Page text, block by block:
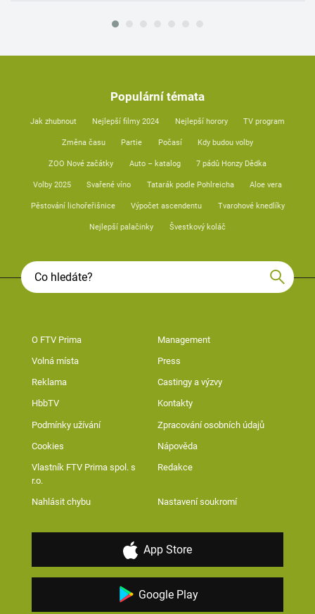
Populární témata
Jak zhubnout Nejlepší filmy 2024 Nejlepší horory TV program
Změna času Partie Počasí Kdy budou volby
ZOO Nové začátky Auto – katalog 7 pádů Honzy Dědka
Volby 2025 Svařené víno Tatarák podle Pohlreicha Aloe vera
Pěstování lichořeřišnice Výpočet ascendentu Tvarohové knedlíky
Nejlepší palačinky Švestkový koláč
O FTV Prima Management
Volná místa Press
Reklama Castingy a výzvy
HbbTV Kontakty
Podmínky užívání Zpracování osobních údajů
Cookies Nápověda
Vlastník FTV Prima spol. s
r.o.
Redakce
Nahlásit chybu Nastavení soukromí
App Store
Google Play